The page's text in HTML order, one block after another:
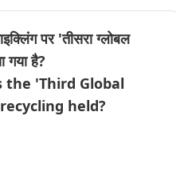
पर 'तीसरा ग्लोबल
गया है?
the 'Third Global
held?